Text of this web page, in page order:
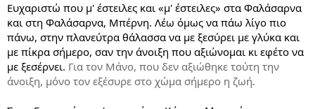
Ευχαριστώ που μ' έστειλες και «μ' έστειλες» στα Φαλάσαρνα
και στη Φαλάσαρνα, Μπέρνη. Λέω όμως να πάω λίγο πιο
πάνω, στην πλανεύτρα θάλασσα να με ξεσύρει με γλύκα και
με πίκρα σήμερο, σαν την άνοιξη που αξιώνομαι κι εφέτο να
με ξεσέρνει. Για τον Μάνο, που δεν αξιώθηκε τούτη την
άνοιξη, μόνο τον εξέσυρε στο χώμα σήμερο η ζωή.